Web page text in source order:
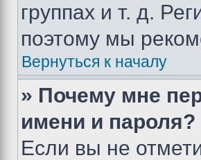
группах и т. д.
поэтому мы
Вернуться к началу
» Почему мне
имени и пароля?
Если вы не